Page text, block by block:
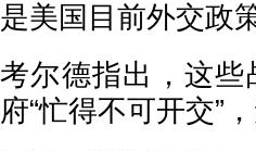
是美国目前外交政
考尔德指出，这
府“忙得不可开交”